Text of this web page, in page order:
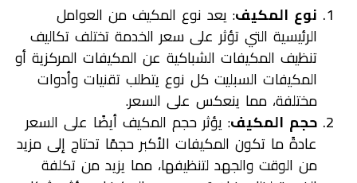
نوع المكيف: يعد نوع المكيف من العوامل
الرئيسية التي تؤثر على سعر الخدمة تختلف تكاليف
تنظيف المكيفات الشباكية عن المكيفات المركزية أو
المكيفات السبليت كل نوع يتطلب تقنيات وأدوات
مختلفة، مما ينعكس على السعر.
حجم المكيف: يؤثر حجم المكيف أيضًا على السعر
عادةً ما تكون المكيفات الأكبر حجمًا تحتاج إلى مزيد
من الوقت والجهد لتنظيفها، مما يزيد من تكلفة